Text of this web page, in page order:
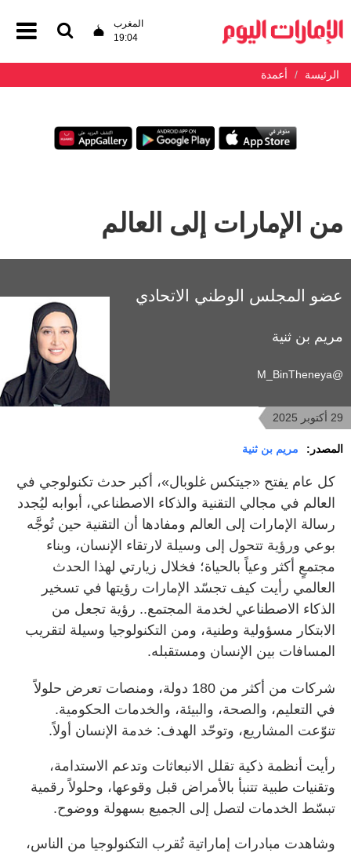
المغرب
19:04
الرئيسة أعمدة
من الإمارات إلى العالم
عضو المجلس الوطني الاتحادي
مريم بن ثنية
@M_BinTheneya
29 أكتوبر 2025
المصدر: مريم بن ثنية
كل عام يفتح «جيتكس غلوبال»، أكبر حدث تكنولوجي في
العالم في مجالي التقنية والذكاء الاصطناعي، أبوابه ليُجدد
رسالة الإمارات إلى العالم ومفادها أن التقنية حين تُوجَّه
بوعي ورؤية تتحول إلى وسيلة لارتقاء الإنسان، وبناء
مجتمعٍ أكثر وعياً بالحياة؛ فخلال زيارتي لهذا الحدث
العالمي رأيت كيف تجسّد الإمارات رؤيتها في تسخير
الذكاء الاصطناعي لخدمة المجتمع.. رؤية تجعل من
الابتكار مسؤولية وطنية، ومن التكنولوجيا وسيلة لتقريب
المسافات بين الإنسان ومستقبله.
شركات من أكثر من 180 دولة، ومنصات تعرض حلولاً
في التعليم، والصحة، والبيئة، والخدمات الحكومية.
تنوّعت المشاريع، وتوحّد الهدف: خدمة الإنسان أولاً.
رأيت أنظمة ذكية تقلل الانبعاثات وتدعم الاستدامة،
وتقنيات طبية تتنبأ بالأمراض قبل وقوعها، وحلولاً رقمية
تبسّط الخدمات لتصل إلى الجميع بسهولة ووضوح.
وشاهدت مبادرات إماراتية تُقرب التكنولوجيا من الناس،